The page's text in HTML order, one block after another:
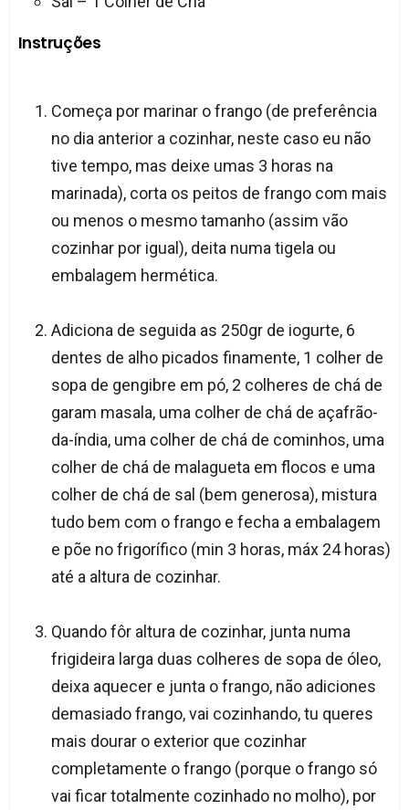
Instruções
Começa por marinar o frango (de preferência
no dia anterior a cozinhar, neste caso eu não
tive tempo, mas deixe umas 3 horas na
marinada), corta os peitos de frango com mais
ou menos o mesmo tamanho (assim vão
cozinhar por igual), deita numa tigela ou
embalagem hermética.
Adiciona de seguida as 250gr de iogurte, 6
dentes de alho picados finamente, 1 colher de
sopa de gengibre em pó, 2 colheres de chá de
garam masala, uma colher de chá de açafrão-
da-índia, uma colher de chá de cominhos, uma
colher de chá de malagueta em flocos e uma
colher de chá de sal (bem generosa), mistura
tudo bem com o frango e fecha a embalagem
e põe no frigorífico (min 3 horas, máx 24 horas)
até a altura de cozinhar.
Quando fôr altura de cozinhar, junta numa
frigideira larga duas colheres de sopa de óleo,
deixa aquecer e junta o frango, não adiciones
demasiado frango, vai cozinhando, tu queres
mais dourar o exterior que cozinhar
completamente o frango (porque o frango só
vai ficar totalmente cozinhado no molho), por